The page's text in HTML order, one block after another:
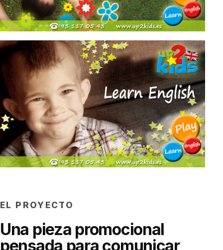
EL PROYECTO
Una pieza promocional
pensada para comunicar